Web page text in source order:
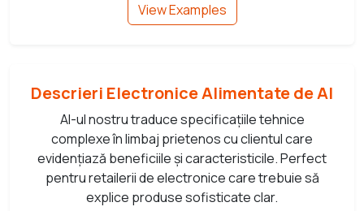
View Examples
Descrieri Electronice Alimentate de AI
AI-ul nostru traduce specificațiile tehnice
complexe în limbaj prietenos cu clientul care
evidențiază beneficiile și caracteristicile. Perfect
pentru retailerii de electronice care trebuie să
explice produse sofisticate clar.